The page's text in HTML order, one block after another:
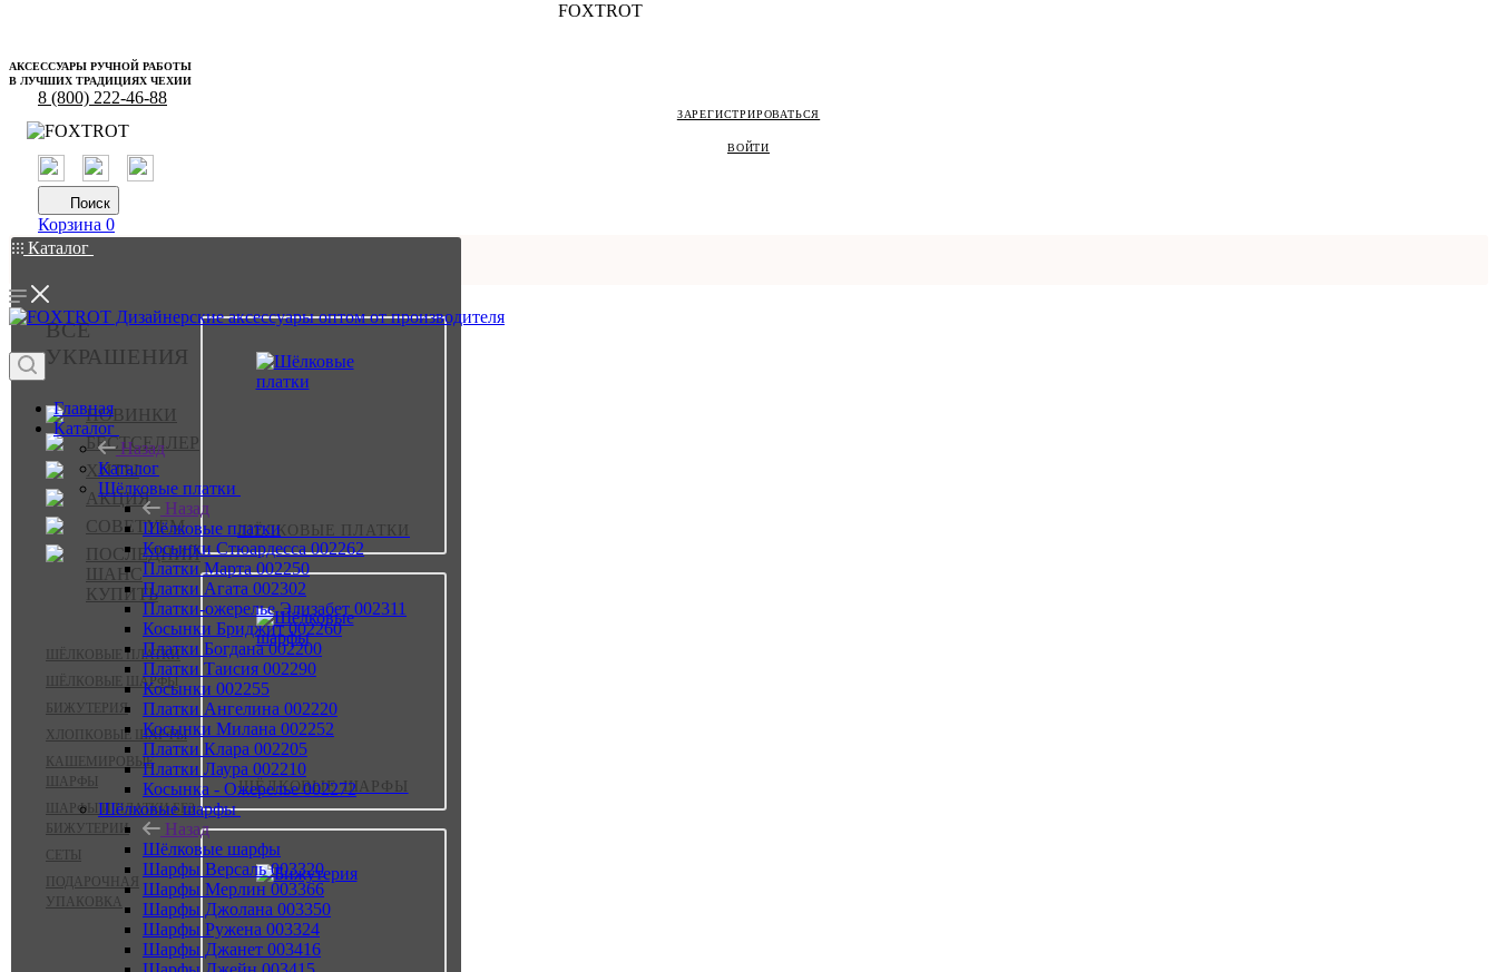
АКСЕССУАРЫ РУЧНОЙ РАБОТЫ
В ЛУЧШИХ ТРАДИЦИЯХ ЧЕХИИ
8 (800) 222-46-88
ЗАРЕГИСТРИРОВАТЬСЯ
ВОЙТИ
Поиск
Корзина 0
Каталог
ВСЕ
УКРАШЕНИЯ
НОВИНКИ
БЕСТСЕЛЛЕР
ХИТЫ
АКЦИЯ
СОВЕТУЕМ
ПОСЛЕДНИЙ
ШАНС
КУПИТЬ
ШЁЛКОВЫЕ ПЛАТКИ
ШЁЛКОВЫЕ ШАРФЫ
БИЖУТЕРИЯ
ХЛОПКОВЫЕ ШАРФЫ
КАШЕМИРОВЫЕ
ШАРФЫ
ШАРФЫ И ПЛАТКИ БЕЗ
БИЖУТЕРИИ
СЕТЫ
ПОДАРОЧНАЯ
УПАКОВКА
ШЁЛКОВЫЕ ПЛАТКИ
ШЁЛКОВЫЕ ШАРФЫ
Главная
Каталог
Назад
Каталог
Шёлковые платки
Назад
Шёлковые платки
Косынки Стюардесса 002262
Платки Марта 002250
Платки Агата 002302
Платки-ожерелье Элизабет 002311
Косынки Бриджит 002260
Платки Богдана 002200
Платки Таисия 002290
Косынки 002255
Платки Ангелина 002220
Косынки Милана 002252
Платки Клара 002205
Платки Лаура 002210
Косынка - Ожерелье 002272
Шёлковые шарфы
Назад
Шёлковые шарфы
Шарфы Версаль 003320
Шарфы Мерлин 003366
Шарфы Джолана 003350
Шарфы Ружена 003324
Шарфы Джанет 003416